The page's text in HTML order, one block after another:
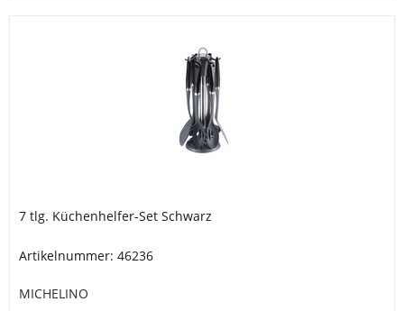
7 tlg. Küchenhelfer-Set Schwarz
Artikelnummer: 46236
MICHELINO